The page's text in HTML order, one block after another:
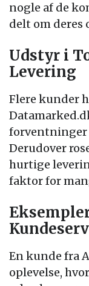
nogle af de
delt om deres
Udstyr i
Levering
Flere kunder
forventninger
Derudover
hurtige
faktor for
En kunde fra
oplevelse,